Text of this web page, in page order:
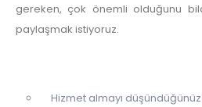
gereken, çok önemli olduğunu
paylaşmak istiyoruz.
Hizmet almayı